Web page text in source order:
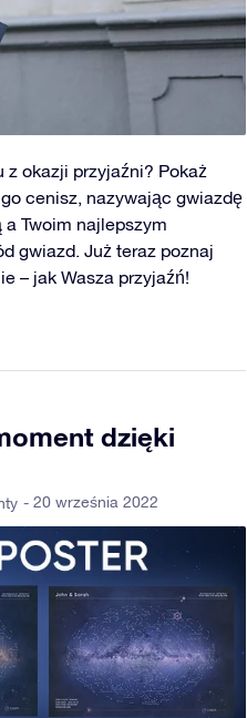
okazji przyjaźni? Pokaż
cenisz, nazywając gwiazdę
a Twoim najlepszym
gwiazd. Już teraz poznaj
– jak Wasza przyjaźń!
dzięki
- 20 września 2022